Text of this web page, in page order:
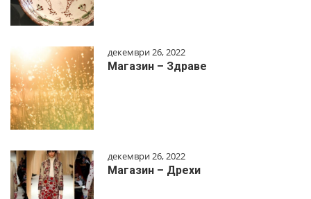
декември 26, 2022
Магазин – Здраве
декември 26, 2022
Магазин – Дрехи